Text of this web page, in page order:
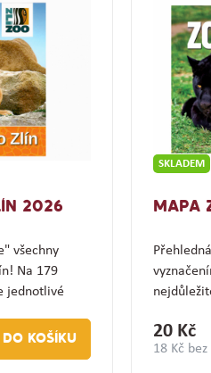
2026
všechny
Na 179
jednotlivé
DO KOŠÍKU
SKLADEM
MAPA
20 Kč
18 Kč bez